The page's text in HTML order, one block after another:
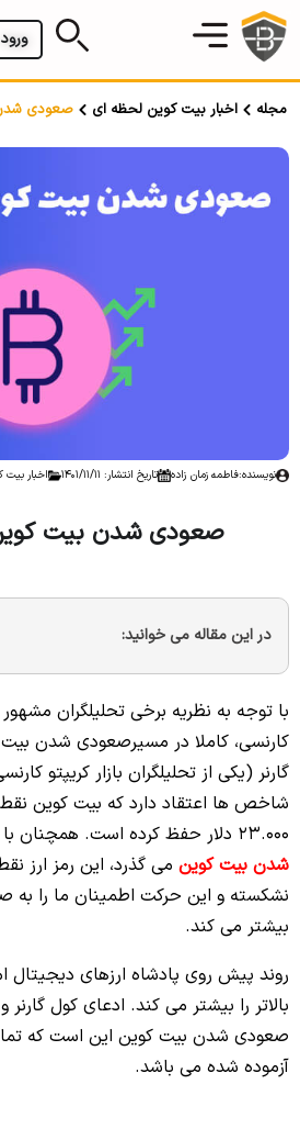
ورود
مجله اخبار بیت کوین لحظه ای صعودی
نویسنده:فاطمه زمان زاده تاریخ انتشار: 1401/11/11 اخبار
صعودی شدن بیت
در این مقاله می خوانید:
با توجه به نظریه برخی تحلیلگران مشهور
کارنسی، کاملا در مسیرصعودی شدن بیت
گارنر (یکی از تحلیلگران بازار کریپتو
شاخص ها اعتقاد دارد که بیت کوین
23.000 دلار حفظ کرده است. همچنان با اینکه چند روز از
شدن بیت کوین می گذرد، این رمز ارز
نشکسته و این حرکت اطمینان ما را
بیشتر می کند.
روند پیش روی پادشاه ارزهای
بالاتر را بیشتر می کند. ادعای کول
صعودی شدن بیت کوین این است که تمام
آزموده شده می باشد.